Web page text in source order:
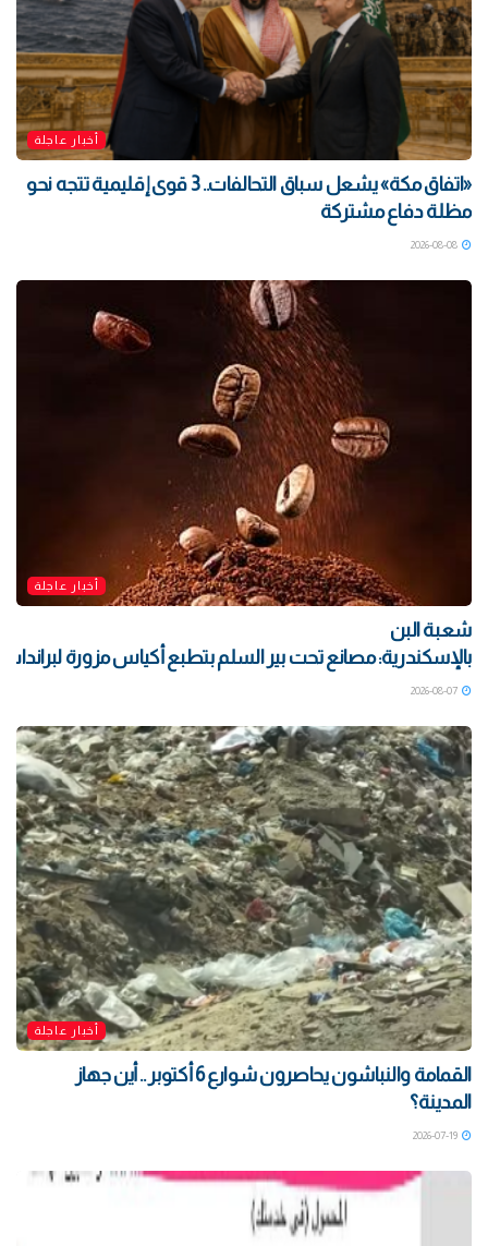
أخبار عاجلة
«اتفاق مكة» يشعل سباق التحالفات.. 3 قوى إقليمية تتجه نحو
مظلة دفاع مشتركة
أخبار عاجلة
شعبة البن
بالإسكندرية: مصانع تحت بير السلم بتطبع أكياس مزورة لبراندات
أخبار عاجلة
القمامة والنباشون يحاصرون شوارع 6 أكتوبر .. أين جهاز
المدينة؟